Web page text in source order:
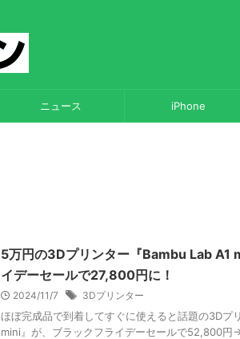
ニュース iPhone
5万円の3Dプリンター『Bambu Lab A1
イデーセールで27,800円に！
2024/11/7 3Dプリンター
ほぼ完成品で到着してすぐに使えると話題の3Dプ
mini』が、ブラックフライデーセールで52,800